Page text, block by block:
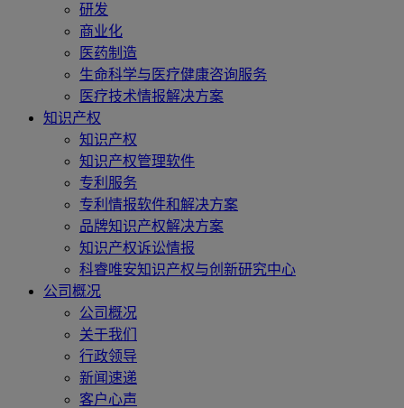
研发
商业化
医药制造
生命科学与医疗健康咨询服务
医疗技术情报解决方案
知识产权
知识产权
知识产权管理软件
专利服务
专利情报软件和解决方案
品牌知识产权解决方案
知识产权诉讼情报
科睿唯安知识产权与创新研究中心
公司概况
公司概况
关于我们
行政领导
新闻速递
客户心声